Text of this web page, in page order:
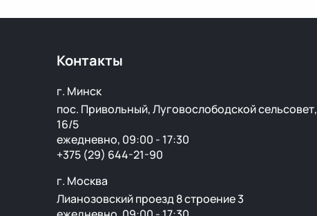
Контакты
г. Минск
пос. Привольный, Луговослободской сельсовет,
16/5
ежедневно, 09:00 - 17:30
+375 (29) 644-21-90
г. Москва
Лианозовский проезд 8 строение 3